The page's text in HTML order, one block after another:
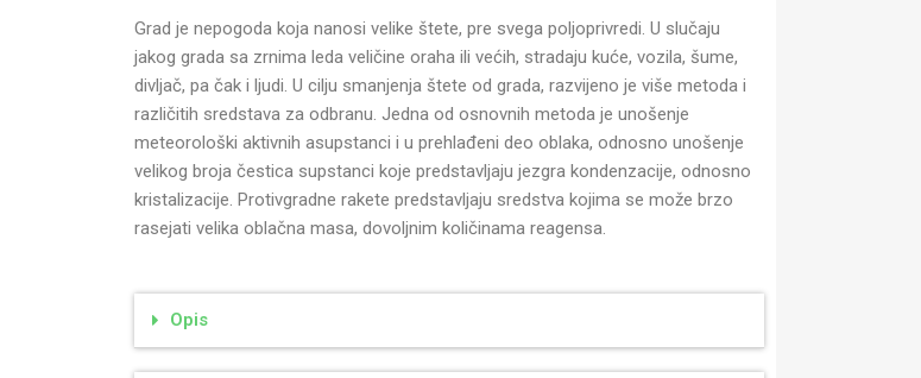
Grad je nepogoda koja nanosi velike štete, pre svega poljoprivredi. U slučaju
jakog grada sa zrnima leda veličine oraha ili većih, stradaju kuće, vozila, šume,
divljač, pa čak i ljudi. U cilju smanjenja štete od grada, razvijeno je više metoda i
različitih sredstava za odbranu. Jedna od osnovnih metoda je unošenje
meteorološki aktivnih asupstanci i u prehlađeni deo oblaka, odnosno unošenje
velikog broja čestica supstanci koje predstavljaju jezgra kondenzacije, odnosno
kristalizacije. Protivgradne rakete predstavljaju sredstva kojima se može brzo
rasejati velika oblačna masa, dovoljnim količinama reagensa.
Opis